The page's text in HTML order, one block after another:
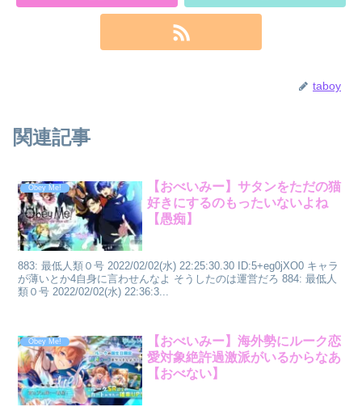
taboy
関連記事
Obey Me!
【おべいみー】サタンをただの猫
好きにするのもったいないよね
【愚痴】
883: 最低人類０号 2022/02/02(水) 22:25:30.30 ID:5+eg0jXO0 キャラ
が薄いとか4自身に言わせんなよ そうしたのは運営だろ 884: 最低人
類０号 2022/02/02(水) 22:36:3...
Obey Me!
【おべいみー】海外勢にルーク恋
愛対象絶許過激派がいるからなあ
【おべない】